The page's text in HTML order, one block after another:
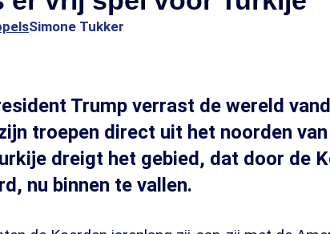
Simone Tukker
Trump verrast de wereld
troepen direct uit het noorden
dreigt het gebied, dat door de
nu binnen te vallen.